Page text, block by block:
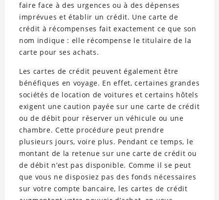
faire face à des urgences ou à des dépenses
imprévues et établir un crédit. Une carte de
crédit à récompenses fait exactement ce que son
nom indique : elle récompense le titulaire de la
carte pour ses achats.
Les cartes de crédit peuvent également être
bénéfiques en voyage. En effet, certaines grandes
sociétés de location de voitures et certains hôtels
exigent une caution payée sur une carte de crédit
ou de débit pour réserver un véhicule ou une
chambre. Cette procédure peut prendre
plusieurs jours, voire plus. Pendant ce temps, le
montant de la retenue sur une carte de crédit ou
de débit n’est pas disponible. Comme il se peut
que vous ne disposiez pas des fonds nécessaires
sur votre compte bancaire, les cartes de crédit